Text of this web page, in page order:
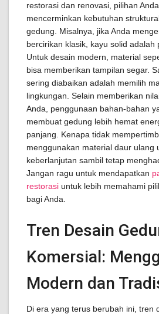
restorasi dan renovasi, pilihan
mencerminkan kebutuhan
gedung. Misalnya, jika Anda
bercirikan klasik, kayu solid adalah
Untuk desain modern, material
bisa memberikan tampilan segar.
sering diabaikan adalah memilih
lingkungan. Selain memberikan
Anda, penggunaan bahan-bahan
membuat gedung lebih hemat
panjang. Kenapa tidak
menggunakan material daur ulang
keberlanjutan sambil tetap
Jangan ragu untuk mendapatkan
restorasi untuk lebih memahami
bagi Anda.
Tren Desain
Komersial:
Modern dan
Di era yang terus berubah ini, tren